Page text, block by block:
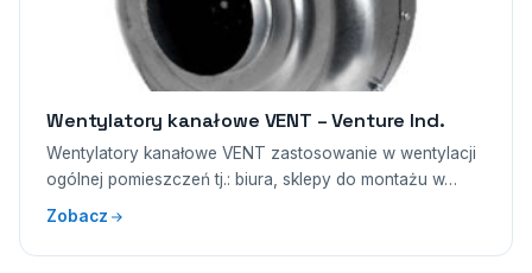
Wentylatory kanałowe VENT – Venture Ind.
Wentylatory kanałowe VENT zastosowanie w wentylacji
ogólnej pomieszczeń tj.: biura, sklepy do montażu w…
Zobacz